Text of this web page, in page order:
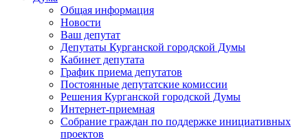
Общая информация
Новости
Ваш депутат
Депутаты Курганской городской Думы
Кабинет депутата
График приема депутатов
Постоянные депутатские комиссии
Решения Курганской городской Думы
Интернет-приемная
Собрание граждан по поддержке инициативных
проектов